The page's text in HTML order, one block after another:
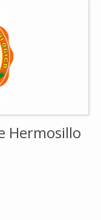
Hermosillo